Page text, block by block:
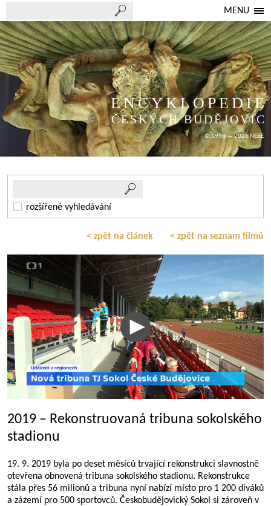
MENU
ENCYKLOPEDIE
ČESKÝCH BUDĚJOVIC
© 1998 — 2026 NEBE
rozšířené vyhledávání
< zpět na článek < zpět na seznam filmů
2019 – Rekonstruovaná tribuna sokolského
stadionu
19. 9. 2019 byla po deset měsíců trvající rekonstrukci slavnostně
otevřena obnovená tribuna sokolského stadionu. Rekonstrukce
stála přes 56 milionů a tribuna nyní nabízí místo pro 1 200 diváků
a zázemí pro 500 sportovců. Českobudějovický Sokol si zároveň v